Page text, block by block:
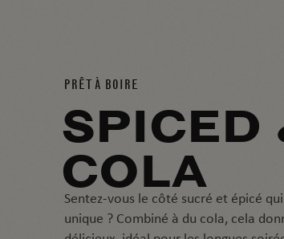
PRÊT À BOIRE
SPICED
COLA
Sentez-vous le côté sucré et épicé
unique ? Combiné à du cola, cela